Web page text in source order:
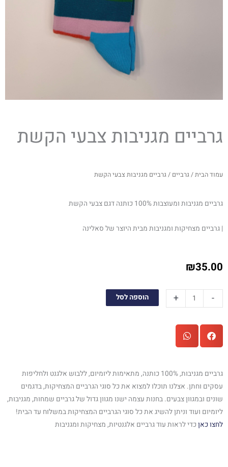
גרביים מגניבות צבעי הקשת
עמוד הבית/גרביים / גרביים מגניבות צבעי הקשת
גרביים מגניבות ומעוצבות 100% כותנה דגם צבעי הקשת
| גרביים מצחיקות ומגניבות מבית היוצר של סאלינה
₪35.00
-
של
מגניבות
צבעי
+ הוספה לסל
גרביים מגניבות, 100% כותנה, מתאימות ליומיום, ללבוש אלגנט ולחליפות
עסקים וחתן. אצלנו תוכלו למצוא את כל סוגי הגרביים המצחיקות, בדגמים
שונים ובמגוון צבעים. בחנות עצמה ישנו מגוון גדול של גרביים שמחות, מגניבות,
ליומיום ועוד וניתן להשיג את כל סוגי הגרביים המצחיקות במשלוח עד הבית!
לחצו כאן כדי לראות עוד גרביים אלגנטיות, מצחיקות ומגניבות